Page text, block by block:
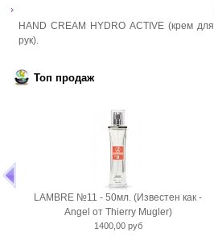
HAND CREAM HYDRO ACTIVE (крем для
рук).
Топ продаж
LAMBRE №11 - 50мл. (Известен как -
Angel от Thierry Mugler)
1400,00 руб